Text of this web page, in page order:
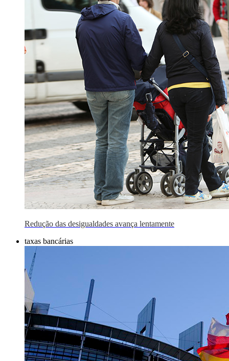
Redução das desigualdades avança lentamente
taxas bancárias